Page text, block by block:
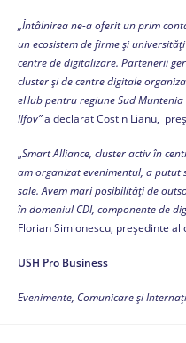
„Întâlnirea ne-a oferit un prim
un ecosistem de firme şi
centre de digitalizare. Partenerii
cluster şi de centre digitale
eHub pentru regiune Sud
Ilfov”a declarat Costin Lianu,
„Smart Alliance, cluster activ în
am organizat evenimentul, a
sale. Avem mari posibilități de
în domeniul CDI, componente de
Florian Simionescu, preşedinte
USH Pro Business
Evenimente, Comunicare și